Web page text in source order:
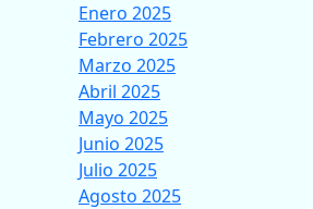
Enero 2025
Febrero 2025
Marzo 2025
Abril 2025
Mayo 2025
Junio 2025
Julio 2025
Agosto 2025